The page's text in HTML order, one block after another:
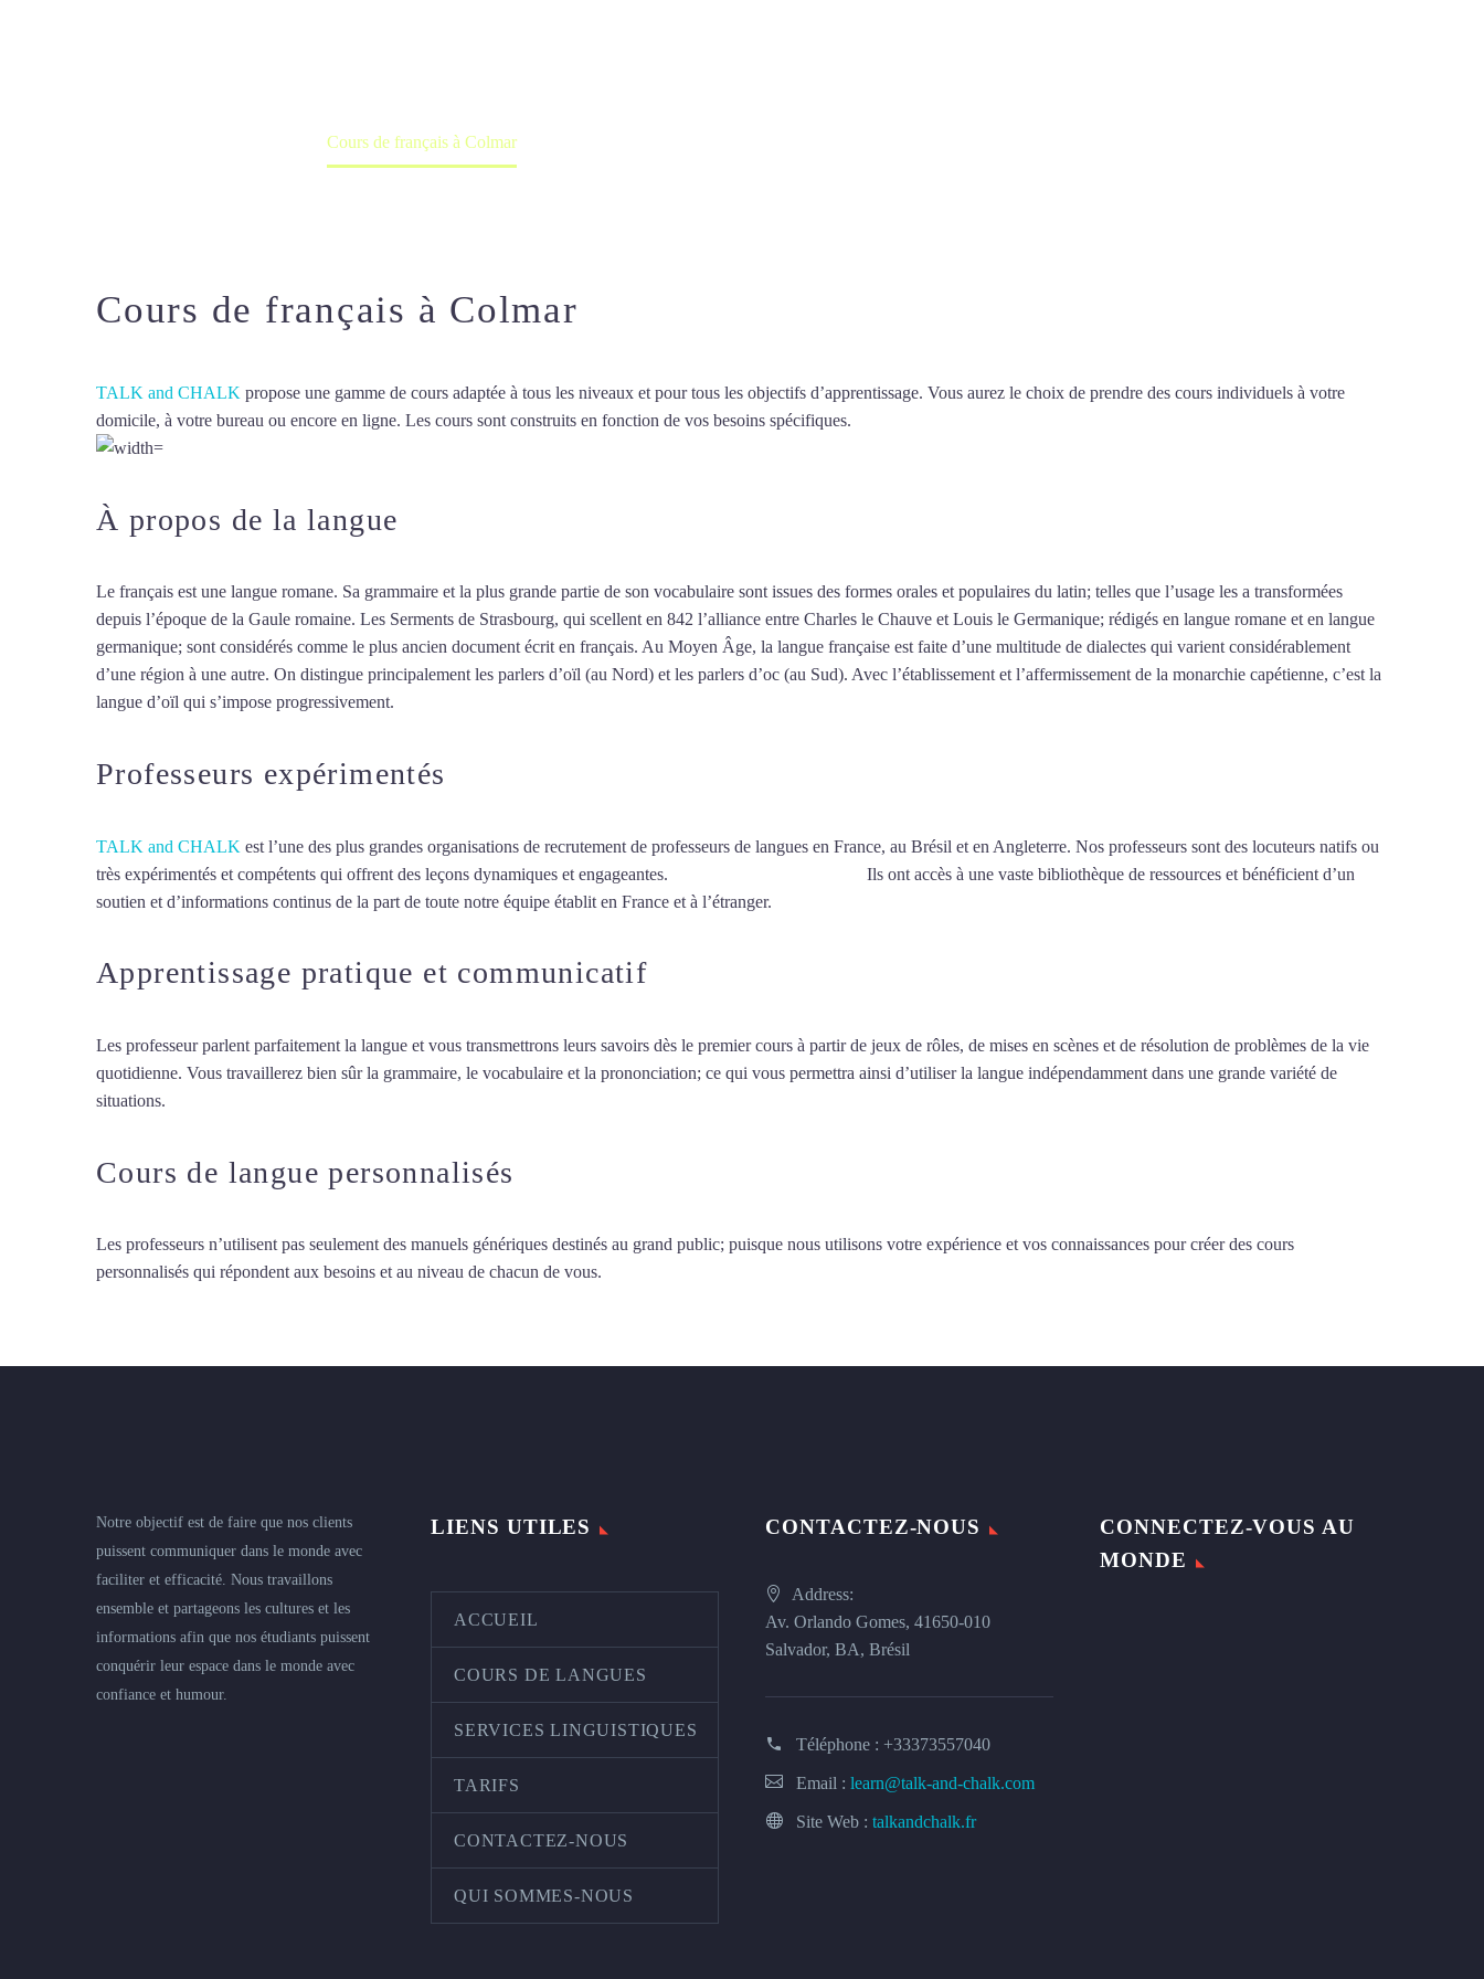
Cours de français à Colmar
Cours de français à Colmar
TALK and CHALK propose une gamme de cours adaptée à tous les niveaux et pour tous les objectifs d’apprentissage. Vous aurez le choix de prendre des cours individuels à votre
domicile, à votre bureau ou encore en ligne. Les cours sont construits en fonction de vos besoins spécifiques.
À propos de la langue
Le français est une langue romane. Sa grammaire et la plus grande partie de son vocabulaire sont issues des formes orales et populaires du latin; telles que l’usage les a transformées
depuis l’époque de la Gaule romaine. Les Serments de Strasbourg, qui scellent en 842 l’alliance entre Charles le Chauve et Louis le Germanique; rédigés en langue romane et en langue
germanique; sont considérés comme le plus ancien document écrit en français. Au Moyen Âge, la langue française est faite d’une multitude de dialectes qui varient considérablement
d’une région à une autre. On distingue principalement les parlers d’oïl (au Nord) et les parlers d’oc (au Sud). Avec l’établissement et l’affermissement de la monarchie capétienne, c’est la
langue d’oïl qui s’impose progressivement.
Professeurs expérimentés
TALK and CHALK est l’une des plus grandes organisations de recrutement de professeurs de langues en France, au Brésil et en Angleterre. Nos professeurs sont des locuteurs natifs ou
très expérimentés et compétents qui offrent des leçons dynamiques et engageantes.
Ils ont accès à une vaste bibliothèque de ressources et bénéficient d’un
soutien et d’informations continus de la part de toute notre équipe établit en France et à l’étranger.
Apprentissage pratique et communicatif
Les professeur parlent parfaitement la langue et vous transmettrons leurs savoirs dès le premier cours à partir de jeux de rôles, de mises en scènes et de résolution de problèmes de la vie
quotidienne. Vous travaillerez bien sûr la grammaire, le vocabulaire et la prononciation; ce qui vous permettra ainsi d’utiliser la langue indépendamment dans une grande variété de
situations.
Cours de langue personnalisés
Les professeurs n’utilisent pas seulement des manuels génériques destinés au grand public; puisque nous utilisons votre expérience et vos connaissances pour créer des cours
personnalisés qui répondent aux besoins et au niveau de chacun de vous.
Notre objectif est de faire que nos clients
puissent communiquer dans le monde avec
faciliter et efficacité. Nous travaillons
ensemble et partageons les cultures et les
informations afin que nos étudiants puissent
conquérir leur espace dans le monde avec
confiance et humour.
LIENS UTILES
ACCUEIL
COURS DE LANGUES
SERVICES LINGUISTIQUES
TARIFS
CONTACTEZ-NOUS
QUI SOMMES-NOUS
CONTACTEZ-NOUS
Address:
Av. Orlando Gomes, 41650-010
Salvador, BA, Brésil
Téléphone : +33373557040
Email : learn@talk-and-chalk.com
Site Web : talkandchalk.fr
CONNECTEZ-VOUS AU
MONDE